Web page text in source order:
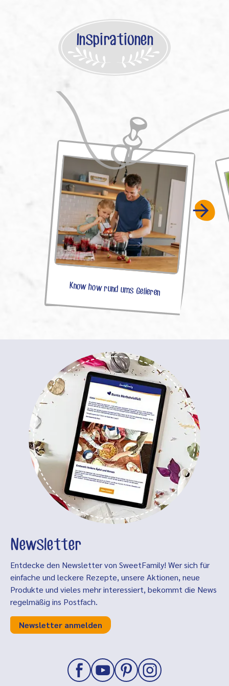
Inspirationen
Know how rund ums Gelieren
Newsletter
Entdecke den Newsletter von SweetFamily! Wer sich für
einfache und leckere Rezepte, unsere Aktionen, neue
Produkte und vieles mehr interessiert, bekommt die News
regelmäßig ins Postfach.
Newsletter anmelden